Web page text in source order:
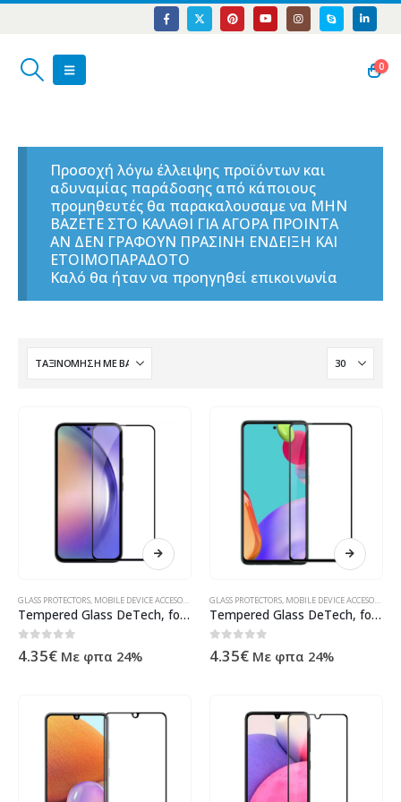
0
Προσοχή λόγω έλλειψης προϊόντων και
αδυναμίας παράδοσης από κάποιους
προμηθευτές θα παρακαλουσαμε να ΜΗΝ
ΒΑΖΕΤΕ ΣΤΟ ΚΑΛΑΘΙ ΓΙΑ ΑΓΟΡΑ ΠΡΟΙΝΤΑ
ΑΝ ΔΕΝ ΓΡΑΦΟΥΝ ΠΡΑΣΙΝΗ ΕΝΔΕΙΞΗ ΚΑΙ
ΕΤΟΙΜΟΠΑΡΑΔΟΤΟ
Καλό θα ήταν να προηγηθεί επικοινωνία
GLASS PROTECTORS MOBILE DEVICE ACCESORIES SAMSUNG,ΠΡΟΪΌΝΤΑ ΠΛΗΡΟΦΟΡΙΚΉΣ - ΚΙΝΗΤΉΣ
Tempered Glass DeTech, for Samsung Galaxy A54, 3D Full Glue, 0.3mm, Black – 52723
0out of 5
4.35€ Με φπα 24%
GLASS PROTECTORS MOBILE DEVICE ACCESORIES
Tempered Glass DeTech, for Samsung Galaxy A53, 3D Full Glue, 0.3mm, Black – 52727
0out of 5
4.35€ Με φπα 24%